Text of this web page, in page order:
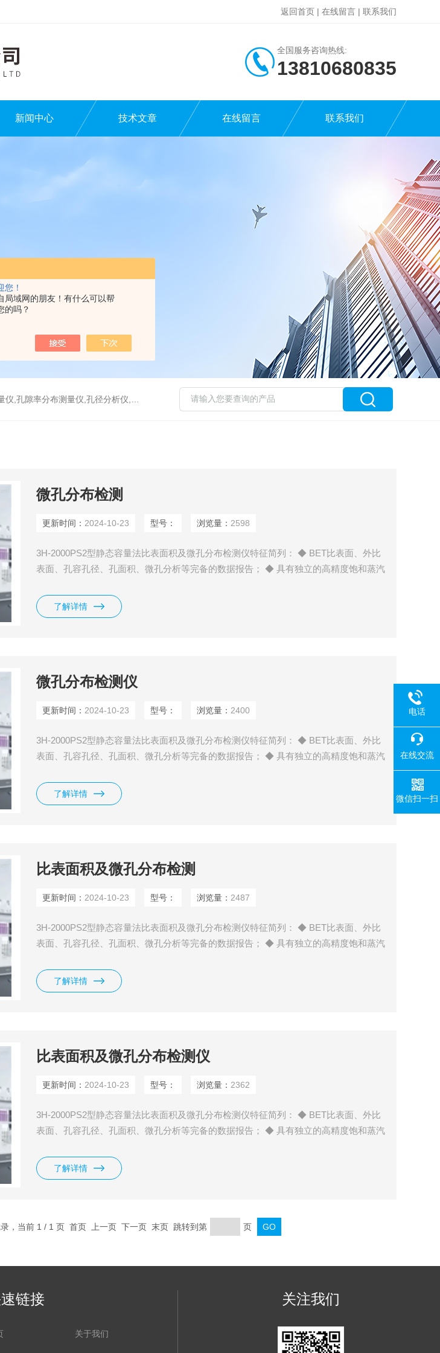
您！
局域网的朋友！有什么可以帮
的吗？
返回首页 | 在线留言 | 联系我们
全国服务咨询热线:
13810680835
新闻中心 技术文章 在线留言 联系我们
仪,孔径分析仪,孔径测试仪,孔结构分析仪
微孔分布检测
更新时间： 2024-10-23 型号： 浏览量： 2598
3H-2000PS2型静态容量法比表面积及微孔分布检测仪特征简列： ◆ BET比表面、外比
表面、孔容孔径、孔面积、微孔分析等完备的数据报告； ◆ 具有独立的高精度饱和蒸汽
试、脱气完毕自动恢复常压功能； ◆ *的智能自检流程，智能判断样品管是否安装，试
管夹套是否拧紧；
了解详情
微孔分布检测仪
更新时间： 2024-10-23 型号： 浏览量： 2400
3H-2000PS2型静态容量法比表面积及微孔分布检测仪特征简列： ◆ BET比表面、外比
表面、孔容孔径、孔面积、微孔分析等完备的数据报告； ◆ 具有独立的高精度饱和蒸汽
试、脱气完毕自动恢复常压功能； ◆ *的智能自检流程，智能判断样品管是否安装，试
管夹套是否拧紧；
了解详情
比表面积及微孔分布检测
更新时间： 2024-10-23 型号： 浏览量： 2487
3H-2000PS2型静态容量法比表面积及微孔分布检测仪特征简列： ◆ BET比表面、外比
表面、孔容孔径、孔面积、微孔分析等完备的数据报告； ◆ 具有独立的高精度饱和蒸汽
试、脱气完毕自动恢复常压功能； ◆ *的智能自检流程，智能判断样品管是否安装，试
管夹套是否拧紧；
了解详情
比表面积及微孔分布检测仪
更新时间： 2024-10-23 型号： 浏览量： 2362
3H-2000PS2型静态容量法比表面积及微孔分布检测仪特征简列： ◆ BET比表面、外比
表面、孔容孔径、孔面积、微孔分析等完备的数据报告； ◆ 具有独立的高精度饱和蒸汽
试、脱气完毕自动恢复常压功能； ◆ *的智能自检流程，智能判断样品管是否安装，试
管夹套是否拧紧；
了解详情
录，当前 1 / 1 页 首页 上一页 下一页 末页 跳转到第 页
链接
关于我们
关注我们
电话
在线交流
微信扫一扫